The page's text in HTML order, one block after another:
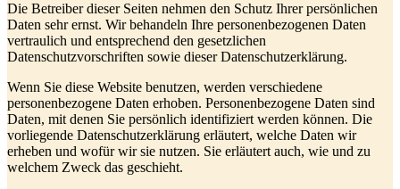
Die Betreiber dieser Seiten nehmen den Schutz Ihrer persönlichen
Daten sehr ernst. Wir behandeln Ihre personenbezogenen Daten
vertraulich und entsprechend den gesetzlichen
Datenschutzvorschriften sowie dieser Datenschutzerklärung.
Wenn Sie diese Website benutzen, werden verschiedene
personenbezogene Daten erhoben. Personenbezogene Daten sind
Daten, mit denen Sie persönlich identifiziert werden können. Die
vorliegende Datenschutzerklärung erläutert, welche Daten wir
erheben und wofür wir sie nutzen. Sie erläutert auch, wie und zu
welchem Zweck das geschieht.